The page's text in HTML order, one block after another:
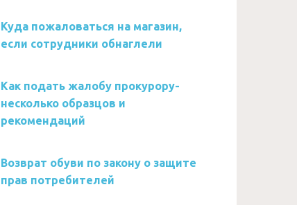
Куда пожаловаться на магазин,
если сотрудники обнаглели
Как подать жалобу прокурору-
несколько образцов и
рекомендаций
Возврат обуви по закону о защите
прав потребителей